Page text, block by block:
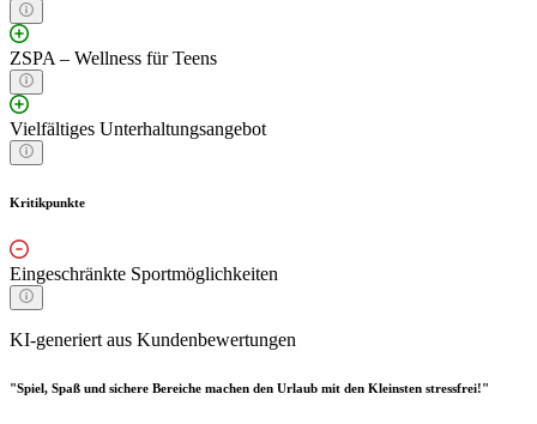
ZSPA – Wellness für Teens
Vielfältiges Unterhaltungsangebot
Kritikpunkte
Eingeschränkte Sportmöglichkeiten
KI-generiert aus Kundenbewertungen
"Spiel, Spaß und sichere Bereiche machen den Urlaub mit den Kleinsten stressfrei!"